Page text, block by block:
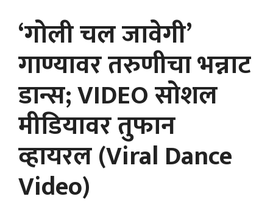
‘गोली चल जावेगी’
गाण्यावर तरुणीचा भन्नाट
डान्स; VIDEO सोशल
मीडियावर तुफान
व्हायरल (Viral Dance
Video)